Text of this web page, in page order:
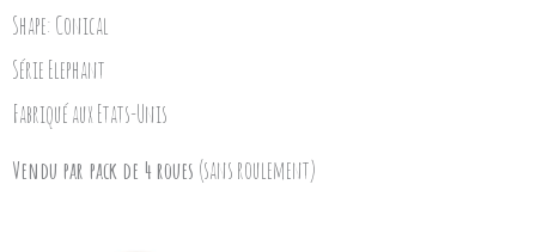
Shape: Conical
Série Elephant
Fabriqué aux Etats-Unis
Vendu par pack de 4 roues (sans roulement)